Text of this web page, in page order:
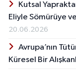
Kutsal
Eliyle Sömürüye
20.06.2026
Avrupa’nın
Küresel Bir